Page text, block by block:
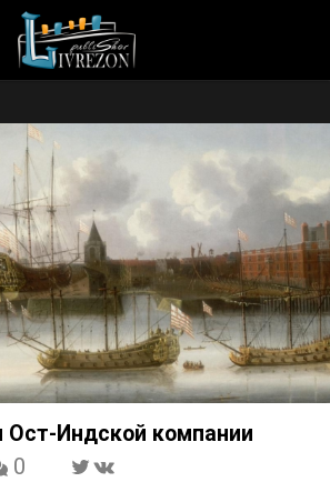
Ост-Индской компании
0